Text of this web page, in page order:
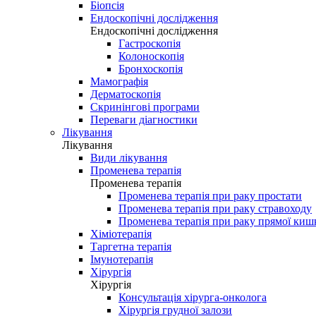
Біопсія
Ендоскопічні дослідження
Ендоскопічні дослідження
Гастроскопія
Колоноскопія
Бронхоскопія
Мамографія
Дерматоскопія
Скринінгові програми
Переваги діагностики
Лікування
Лікування
Види лікування
Променева терапія
Променева терапія
Променева терапія при раку простати
Променева терапія при раку стравоходу
Променева терапія при раку прямої
Хіміотерапія
Таргетна терапія
Імунотерапія
Хірургія
Хірургія
Консультація хірурга-онколога
Хірургія грудної залози